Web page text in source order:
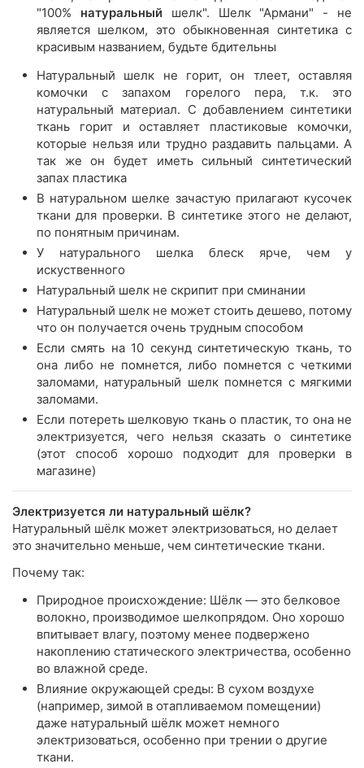
"100% натуральный шелк". Шелк "Армани" - не
является шелком, это обыкновенная синтетика с
красивым названием, будьте бдительны
Натуральный шелк не горит, он тлеет, оставляя
комочки с запахом горелого пера, т.к. это
натуральный материал. С добавлением синтетики
ткань горит и оставляет пластиковые комочки,
которые нельзя или трудно раздавить пальцами. А
так же он будет иметь сильный синтетический
запах пластика
В натуральном шелке зачастую прилагают кусочек
ткани для проверки. В синтетике этого не делают,
по понятным причинам.
У натурального шелка блеск ярче, чем у
искуственного
Натуральный шелк не скрипит при сминании
Натуральный шелк не может стоить дешево, потому
что он получается очень трудным способом
Если смять на 10 секунд синтетическую ткань, то
она либо не помнется, либо помнется с четкими
заломами, натуральный шелк помнется с мягкими
заломами.
Если потереть шелковую ткань о пластик, то она не
электризуется, чего нельзя сказать о синтетике
(этот способ хорошо подходит для проверки в
магазине)
Электризуется ли натуральный шёлк?
Натуральный шёлк может электризоваться, но делает
это значительно меньше, чем синтетические ткани.
Почему так:
Природное происхождение: Шёлк — это белковое
волокно, производимое шелкопрядом. Оно хорошо
впитывает влагу, поэтому менее подвержено
накоплению статического электричества, особенно
во влажной среде.
Влияние окружающей среды: В сухом воздухе
(например, зимой в отапливаемом помещении)
даже натуральный шёлк может немного
электризоваться, особенно при трении о другие
ткани.